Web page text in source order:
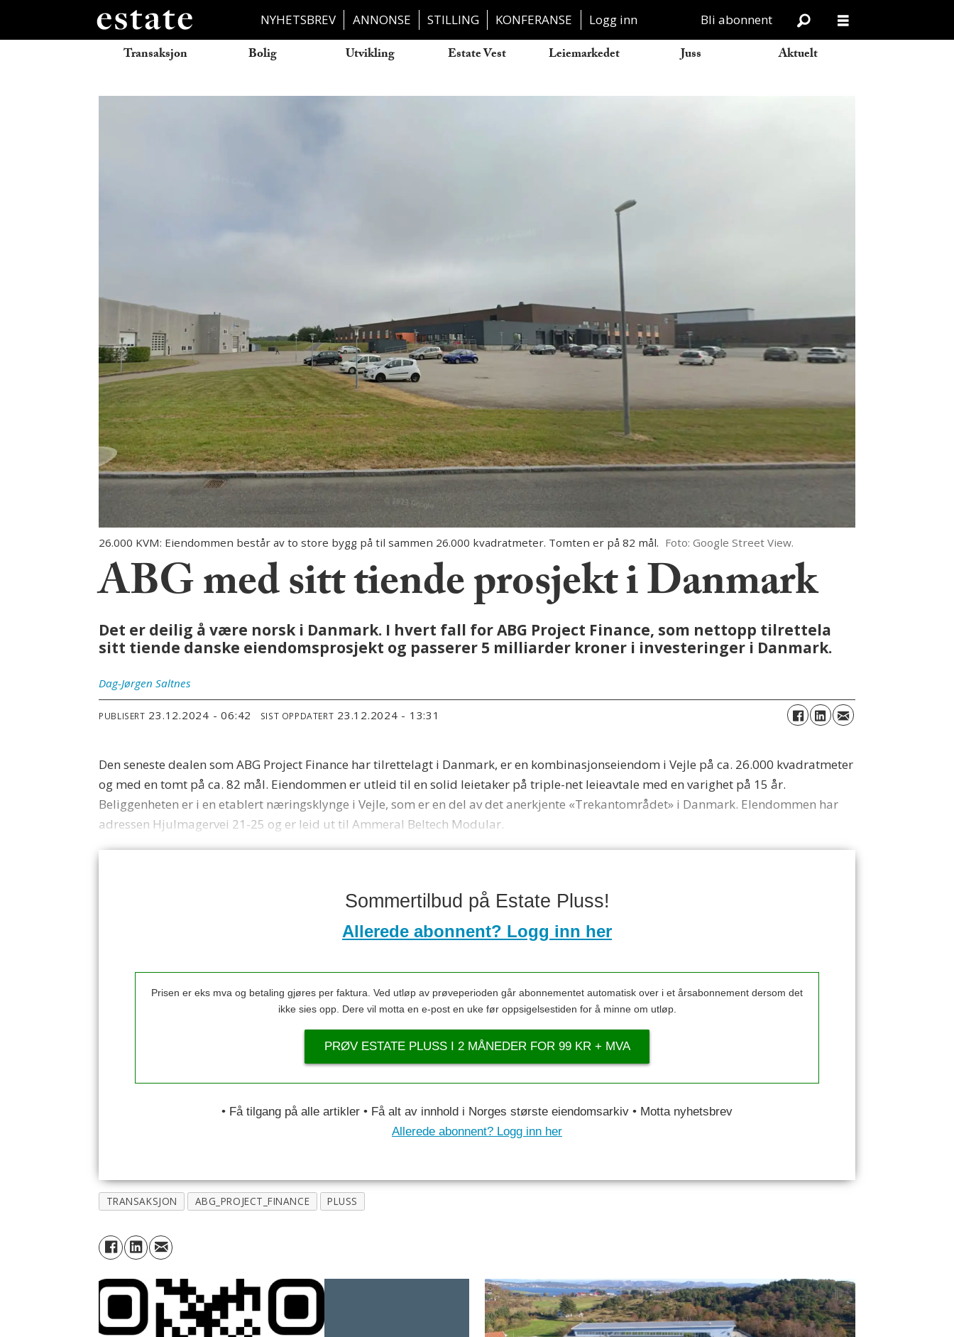
NYHETSBREV ANNONSE STILLING KONFERANSE Logg inn Bli abonnent
Transaksjon Bolig Utvikling Estate Vest Leiemarkedet Juss Aktuelt
26.000 KVM: Eiendommen består av to store bygg på til sammen 26.000 kvadratmeter. Tomten er på 82 mål. Foto: Google Street View.
ABG med sitt tiende prosjekt i Danmark
Det er deilig å være norsk i Danmark. I hvert fall for ABG Project Finance, som nettopp tilrettela
sitt tiende danske eiendomsprosjekt og passerer 5 milliarder kroner i investeringer i Danmark.
Dag-Jørgen Saltnes
PUBLISERT 23.12.2024 - 06:42 SIST OPPDATERT 23.12.2024 - 13:31
Den seneste dealen som ABG Project Finance har tilrettelagt i Danmark, er en kombinasjonseiendom i Vejle på ca. 26.000 kvadratmeter
og med en tomt på ca. 82 mål. Eiendommen er utleid til en solid leietaker på triple-net leieavtale med en varighet på 15 år.
Beliggenheten er i en etablert næringsklynge i Vejle, som er en del av det anerkjente «Trekantområdet» i Danmark. EIendommen har
adressen Hjulmagervei 21-25 og er leid ut til Ammeral Beltech Modular.
Sommertilbud på Estate Pluss!
Allerede abonnent? Logg inn her
Prisen er eks mva og betaling gjøres per faktura. Ved utløp av prøveperioden går abonnementet automatisk over i et årsabonnement dersom det
ikke sies opp. Dere vil motta en e-post en uke før oppsigelsestiden for å minne om utløp.
PRØV ESTATE PLUSS I 2 MÅNEDER FOR 99 KR + MVA
• Få tilgang på alle artikler • Få alt av innhold i Norges største eiendomsarkiv • Motta nyhetsbrev
Allerede abonnent? Logg inn her
TRANSAKSJON ABG_PROJECT_FINANCE PLUSS